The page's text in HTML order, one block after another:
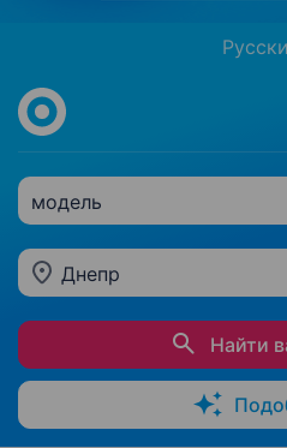
модель
Днепр
Найти